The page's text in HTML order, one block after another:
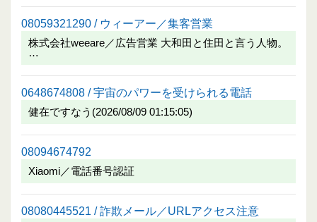
08059321290 / ウィーアー／集客営業
株式会社weeare／広告営業 大和田と住田と言う人物。
…
0648674808 / 宇宙のパワーを受けられる電話
健在ですなう(2026/08/09 01:15:05)
08094674792
Xiaomi／電話番号認証
08080445521 / 詐欺メール／URLアクセス注意